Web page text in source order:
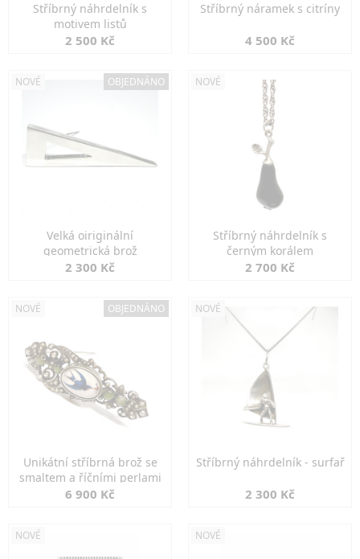
Stříbrný náhrdelník s
motivem listů
2 500 Kč
Stříbrný náramek s citríny
4 500 Kč
NOVÉ OBJEDNÁNO
Velká oiriginální
geometrická brož
2 300 Kč
NOVÉ
Stříbrný náhrdelník s
černým korálem
2 700 Kč
NOVÉ OBJEDNÁNO
Unikátní stříbrná brož se
smaltem a říčními perlami
6 900 Kč
NOVÉ
Stříbrný náhrdelník - surfař
2 300 Kč
NOVÉ NOVÉ